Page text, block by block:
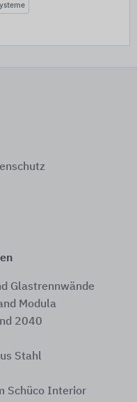
Glastrennwände
Modula
2040
Stahl
Schüco Interior